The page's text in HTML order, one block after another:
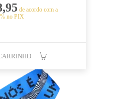
de acordo com a
no PIX